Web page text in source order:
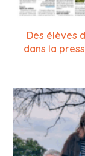
Des élèves
dans la